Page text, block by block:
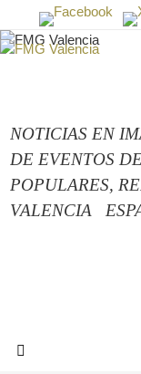
al
contenido
NOTICIAS EN
DE EVENTOS
POPULARES,
VALENCIA